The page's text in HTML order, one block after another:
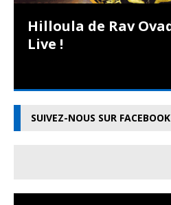
Hilloula de Rav
Live !
SUIVEZ-NOUS SUR FACEBOOK